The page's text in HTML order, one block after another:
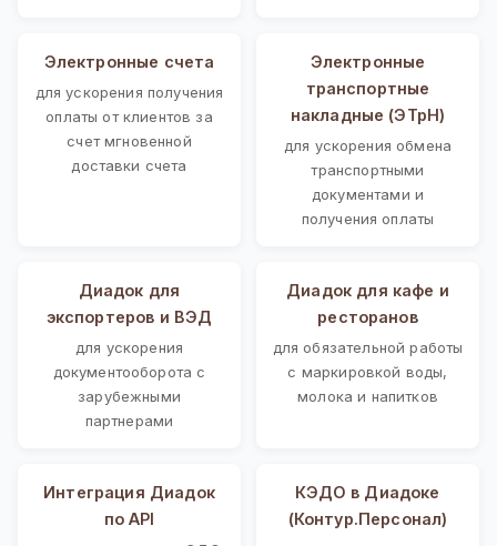
Электронные счета
для ускорения получения
оплаты от клиентов за
счет мгновенной
доставки счета
Электронные
транспортные
накладные (ЭТрН)
для ускорения обмена
транспортными
документами и
получения оплаты
Диадок для
экспортеров и ВЭД
для ускорения
документооборота с
зарубежными
партнерами
Диадок для кафе и
ресторанов
для обязательной работы
с маркировкой воды,
молока и напитков
Интеграция Диадок
по API
КЭДО в Диадоке
(Контур.Персонал)